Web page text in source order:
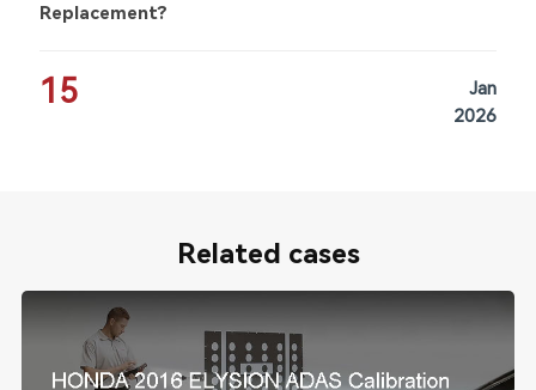
Replacement?
15
Jan
2026
Related cases